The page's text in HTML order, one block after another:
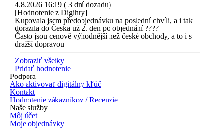
4.8.2026 16:19 ( 3 dní dozadu)
[Hodnotenie z Digihry]
Kupovala jsem předobjednávku na poslední chvíli, a i tak
dorazila do Česka už 2. den po objednání ????
Často jsou cenově výhodnější než české obchody, a to i s
dražší dopravou
Zobraziť všetky
Pridať hodnotenie
Podpora
Ako aktivovať digitálny kľúč
Kontakt
Hodnotenie zákazníkov / Recenzie
Naše služby
Môj účet
Moje objednávky